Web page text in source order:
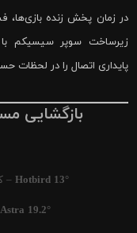
در زمان پخش زنده بازی‌ها،
زیرساخت سوپر سیسیکم با
پایداری اتصال را در لحظات
بازگشایی
Hotbird 13°
–
Astra 19.2°